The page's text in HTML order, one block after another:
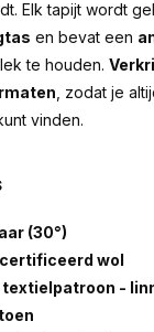
Elk tapijt wordt
en bevat een
te houden.
, zodat je
vinden.
(30°)
wol
-